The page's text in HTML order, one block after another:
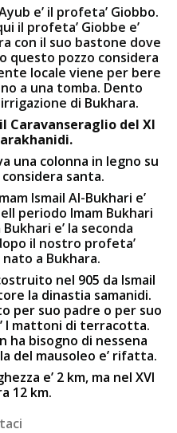
e’ il profeta’ Giobbo.
il profeta’ Giobbe e’
con il suo bastone dove
questo pozzo considera
locale viene per bere
a una tomba. Dento
di Bukhara.
Caravanseraglio del XI
una colonna in legno su
santa.
Ismail Al-Bukhari e’
periodo Imam Bukhari
e’ la seconda
il nostro profeta’
a Bukhara.
nel 905 da Ismail
la dinastia samanidi.
per suo padre o per suo
I mattoni di terracotta.
ha bisogno di nessena
del mausoleo e’ rifatta.
e’ 2 km, ma nel XVI
12 km.